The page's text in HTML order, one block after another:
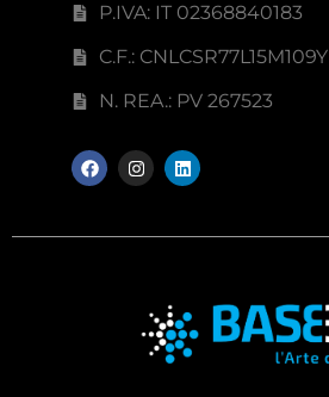
P.IVA: IT 02368840183
C.F.: CNLCSR77L15M109Y
N. REA.: PV 267523